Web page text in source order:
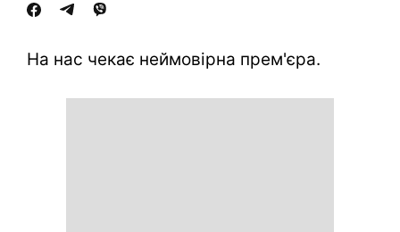
На нас чекає неймовірна прем'єра.